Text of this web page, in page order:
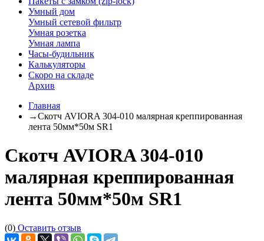
Умный дом
Умный сетевой фильтр
Умная розетка
Умная лампа
Часы-будильник
Калькуляторы
Скоро на складе
Архив
Главная
→Скотч AVIORA 304-010 малярная креппированная
лента 50мм*50м SR1
Скотч AVIORA 304-010
малярная креппированная
лента 50мм*50м SR1
(0) Оставить отзыв